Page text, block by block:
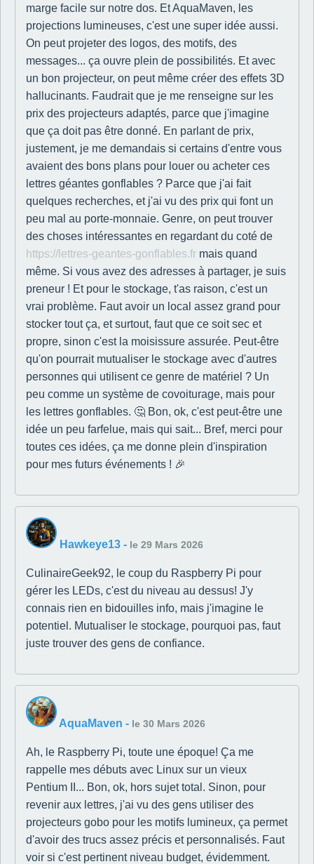
marge facile sur notre dos. Et AquaMaven, les
projections lumineuses, c'est une super idée aussi.
On peut projeter des logos, des motifs, des
messages... ça ouvre plein de possibilités. Et avec
un bon projecteur, on peut même créer des effets 3D
hallucinants. Faudrait que je me renseigne sur les
prix des projecteurs adaptés, parce que j'imagine
que ça doit pas être donné. En parlant de prix,
justement, je me demandais si certains d'entre vous
avaient des bons plans pour louer ou acheter ces
lettres géantes gonflables ? Parce que j'ai fait
quelques recherches, et j'ai vu des prix qui font un
peu mal au porte-monnaie. Genre, on peut trouver
des choses intéressantes en regardant du coté de
https://lettres-geantes-gonflables.fr mais quand
même. Si vous avez des adresses à partager, je suis
preneur ! Et pour le stockage, t'as raison, c'est un
vrai problème. Faut avoir un local assez grand pour
stocker tout ça, et surtout, faut que ce soit sec et
propre, sinon c'est la moisissure assurée. Peut-être
qu'on pourrait mutualiser le stockage avec d'autres
personnes qui utilisent ce genre de matériel ? Un
peu comme un système de covoiturage, mais pour
les lettres gonflables. 🤔 Bon, ok, c'est peut-être une
idée un peu farfelue, mais qui sait... Bref, merci pour
toutes ces idées, ça me donne plein d'inspiration
pour mes futurs événements ! 🎉
Hawkeye13 - le 29 Mars 2026
CulinaireGeek92, le coup du Raspberry Pi pour
gérer les LEDs, c'est du niveau au dessus! J'y
connais rien en bidouilles info, mais j'imagine le
potentiel. Mutualiser le stockage, pourquoi pas, faut
juste trouver des gens de confiance.
AquaMaven - le 30 Mars 2026
Ah, le Raspberry Pi, toute une époque! Ça me
rappelle mes débuts avec Linux sur un vieux
Pentium II... Bon, ok, hors sujet total. Sinon, pour
revenir aux lettres, j'ai vu des gens utiliser des
projecteurs gobo pour les motifs lumineux, ça permet
d'avoir des trucs assez précis et personnalisés. Faut
voir si c'est pertinent niveau budget, évidemment.